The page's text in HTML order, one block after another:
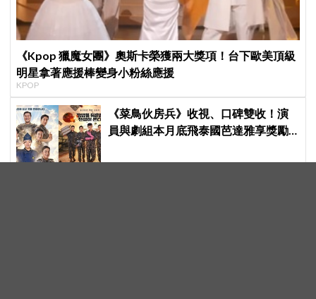
《Kpop 獵魔女團》奧斯卡榮獲兩大獎項！台下歐美頂級
明星拿著應援棒變身小粉絲應援
KPOP
《菜鳥伙房兵》收視、口碑雙收！演
員與劇組本月底飛泰國芭達雅享獎勵